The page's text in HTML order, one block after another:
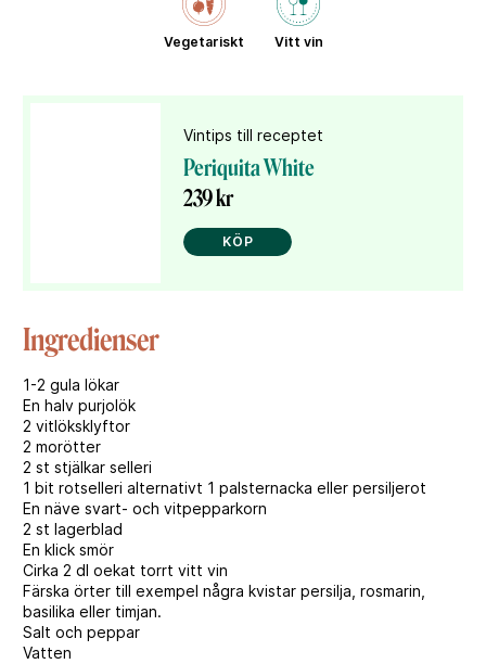
Vegetariskt Vitt vin
Vintips till receptet
Periquita White
239 kr
KÖP
Ingredienser
1-2 gula lökar
En halv purjolök
2 vitlöksklyftor
2 morötter
2 st stjälkar selleri
1 bit rotselleri alternativt 1 palsternacka eller persiljerot
En näve svart- och vitpepparkorn
2 st lagerblad
En klick smör
Cirka 2 dl oekat torrt vitt vin
Färska örter till exempel några kvistar persilja, rosmarin,
basilika eller timjan.
Salt och peppar
Vatten